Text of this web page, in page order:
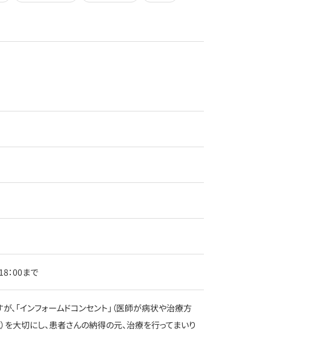
：00まで
「インフォームドコンセント」（医師が病状や治療方
大切にし、患者さんの納得の元、治療を行ってまいり